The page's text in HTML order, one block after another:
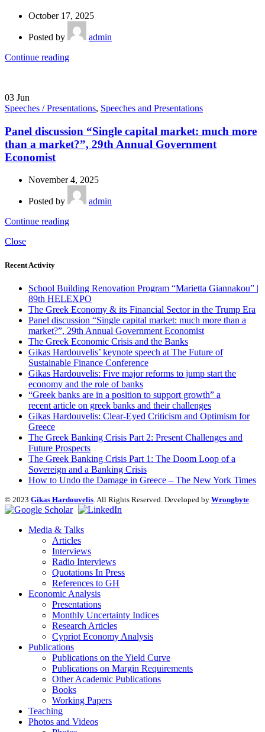
October 17, 2025
Posted by
admin
Continue reading
03 Jun
Speeches / Presentations, Speeches and Presentations
Panel discussion “Single capital market: much more
than a market?”, 29th Annual Government
Economist
November 4, 2025
Posted by
admin
Continue reading
Close
Recent Activity
School Building Renovation Program “Marietta Giannakou” |
89th HELEXPO
The Greek Economy & its Financial Sector in the Trump Era
Panel discussion “Single capital market: much more than a
market?”, 29th Annual Government Economist
The Greek Economic Crisis and the Banks
Gikas Hardouvelis’ keynote speech at The Future of
Sustainable Finance Conference
Gikas Hardouvelis: Five major reforms to jump start the
economy and the role of banks
“Greek banks are in a position to support growth” a
recent article on greek banks and their challenges
Gikas Hardouvelis: Clear-Eyed Criticism and Optimism for
Greece
The Greek Banking Crisis Part 2: Present Challenges and
Future Prospects
The Greek Banking Crisis Part 1: The Doom Loop of a
Sovereign and a Banking Crisis
How to Undo the Damage in Greece – The New York Times
© 2023 Gikas Hardouvelis . All Rights Reserved. Developed by Wrongbyte
Media & Talks
Articles
Interviews
Radio Interviews
Quotations In Press
References to GH
Economic Analysis
Presentations
Monthly Uncertainty Indices
Research Articles
Cypriot Economy Analysis
Publications
Publications on the Yield Curve
Publications on Margin Requirements
Other Academic Publications
Books
Working Papers
Teaching
Photos and Videos